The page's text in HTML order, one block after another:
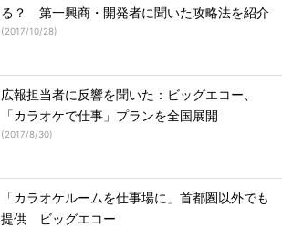
る？ 第一興商・開発者に聞いた攻略法を紹介
(2017/10/28)
広報担当者に反響を聞いた：ビッグエコー、
「カラオケで仕事」プランを全国展開
(2017/8/30)
「カラオケルームを仕事場に」首都圏以外でも
提供 ビッグエコー